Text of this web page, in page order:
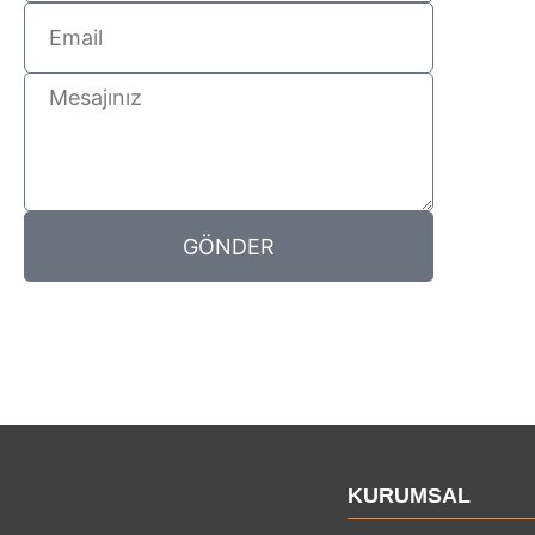
GÖNDER
KURUMSAL